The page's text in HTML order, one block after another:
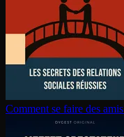
Comment se faire des amis